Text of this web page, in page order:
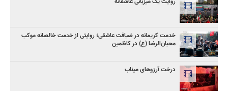
خدمت کریمانه در ضیافت عاشقی؛ روایتی از خدمت خالصانه موکب
محبان‌الرضا (ع) در کاظمین
درخت آرزوهای میناب